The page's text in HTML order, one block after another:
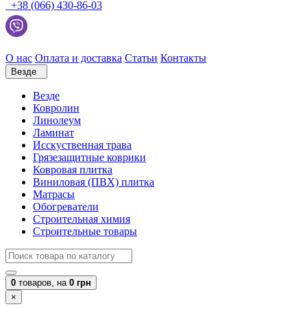
+38 (066) 430-86-03
О нас Оплата и доставка Статьи Контакты
Везде
Везде
Ковролин
Линолеум
Ламинат
Исскуственная трава
Грязезащитные коврики
Ковровая плитка
Виниловая (ПВХ) плитка
Матрасы
Обогреватели
Строительная химия
Строительные товары
0 товаров, на 0 грн
×